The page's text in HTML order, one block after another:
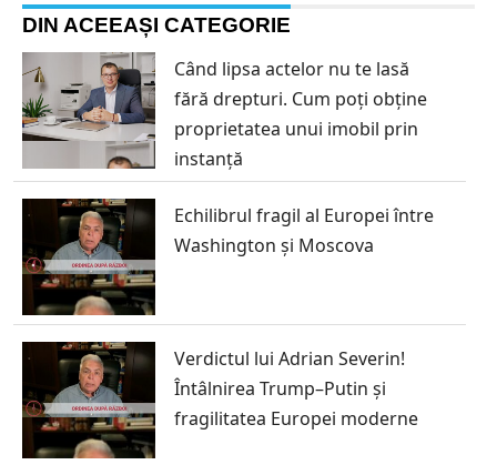
DIN ACEEAȘI CATEGORIE
Când lipsa actelor nu te lasă
fără drepturi. Cum poți obține
proprietatea unui imobil prin
instanță
Echilibrul fragil al Europei între
Washington și Moscova
Verdictul lui Adrian Severin!
Întâlnirea Trump–Putin și
fragilitatea Europei moderne